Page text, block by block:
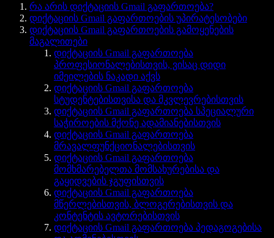
რა არის დიქტაციის Gmail გაფართოება?
დიქტაციის Gmail გაფართოების უპირატესობები
დიქტაციის Gmail გაფართოების გამოყენების
მაგალითები
დიქტაციის Gmail გაფართოება
პროფესიონალებისთვის, ვისაც დიდი
იმეილების ნაკადი აქვს
დიქტაციის Gmail გაფართოება
სტუდენტებისთვისა და მკვლევრებისთვის
დიქტაციის Gmail გაფართოება სპეციალური
საჭიროების მქონე ადამიანებისთვის
დიქტაციის Gmail გაფართოება
მრავალფუნქციონალებისთვის
დიქტაციის Gmail გაფართოება
მომხმარებელთა მომსახურებისა და
გაყიდვების ჯგუფისთვის
დიქტაციის Gmail გაფართოება
მწერლებისთვის, ბლოგერებისთვის და
კონტენტის ავტორებისთვის
დიქტაციის Gmail გაფართოება პედაგოგებისა